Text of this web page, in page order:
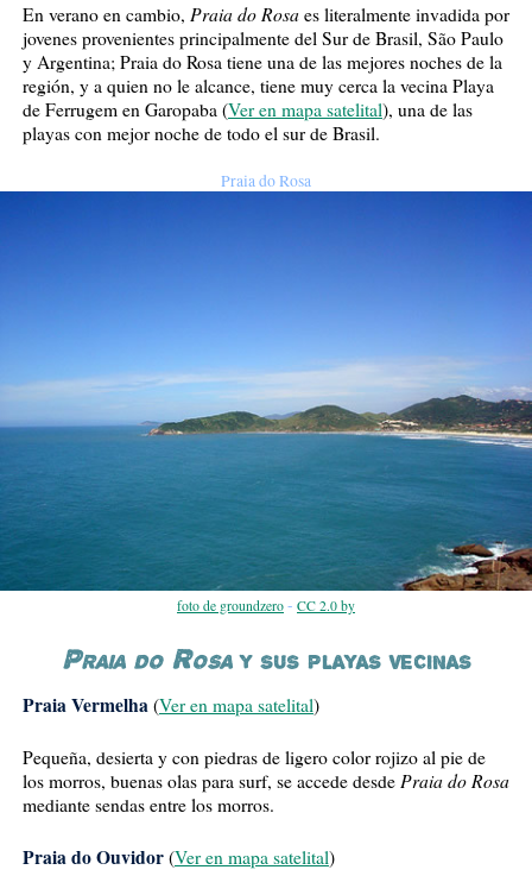
En verano en cambio, Praia do Rosaes literalmente invadida por
jovenes provenientes principalmente del Sur de Brasil, São Paulo
y Argentina; Praia do Rosa tiene una de las mejores noches de la
región, y a quien no le alcance, tiene muy cerca la vecina Playa
de Ferrugem en Garopaba (Ver en mapa satelital), una de las
playas con mejor noche de todo el sur de Brasil.
Praia do Rosa
foto de groundzero - CC 2.0 by
Praia do Rosay sus playas vecinas
Praia Vermelha(Ver en mapa satelital)
Pequeña, desierta y con piedras de ligero color rojizo al pie de
los morros, buenas olas para surf, se accede desde Praia do Rosa
mediante sendas entre los morros.
Praia do Ouvidor(Ver en mapa satelital)